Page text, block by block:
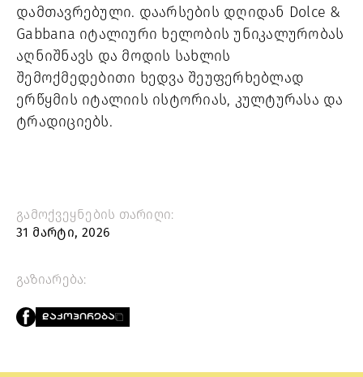
დამთავრებული. დაარსების დღიდან Dolce &
Gabbana იტალიური ხელობის უნიკალურობას
აღნიშნავს და მოდის სახლის
შემოქმედებითი ხედვა შეუფერხებლად
ერწყმის იტალიის ისტორიას, კულტურასა და
ტრადიციებს.
გამოქვეყნების თარიღი:
31 მარტი, 2026
გაზიარება:
ᲓᲐᲙᲝᲞᲘᲠᲔᲑᲐ